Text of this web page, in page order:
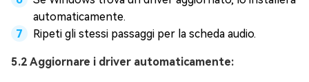
automaticamente.
Ripeti gli stessi passaggi per la scheda audio.
5.2 Aggiornare i driver automaticamente: